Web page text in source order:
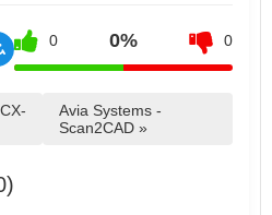
0 0% 0
Avia Systems -
Scan2CAD »